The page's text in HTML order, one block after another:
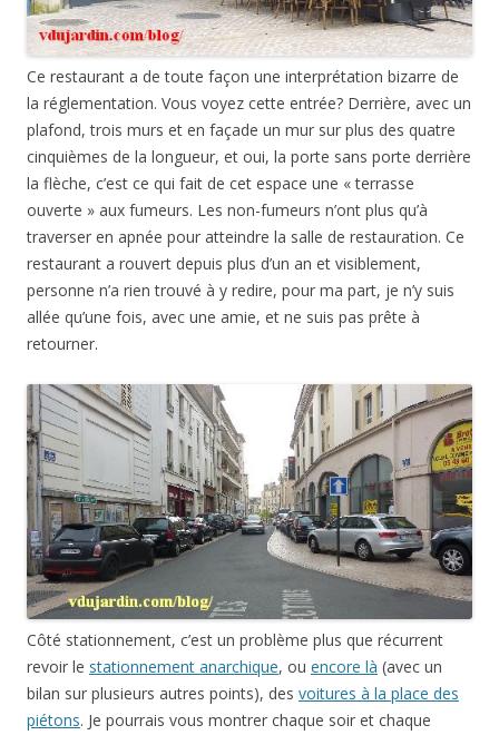
Ce restaurant a de toute façon une interprétation bizarre de
la réglementation. Vous voyez cette entrée? Derrière, avec un
plafond, trois murs et en façade un mur sur plus des quatre
cinquièmes de la longueur, et oui, la porte sans porte derrière
la flèche, c’est ce qui fait de cet espace une « terrasse
ouverte » aux fumeurs. Les non-fumeurs n’ont plus qu’à
traverser en apnée pour atteindre la salle de restauration. Ce
restaurant a rouvert depuis plus d’un an et visiblement,
personne n’a rien trouvé à y redire, pour ma part, je n’y suis
allée qu’une fois, avec une amie, et ne suis pas prête à
retourner.
Côté stationnement, c’est un problème plus que récurrent
revoir le stationnement anarchique, ou encore là (avec un
bilan sur plusieurs autres points), des voitures à la place des
piétons. Je pourrais vous montrer chaque soir et chaque